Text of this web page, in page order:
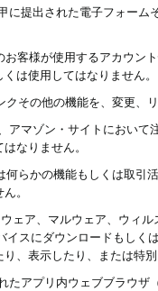
に提出された電子フォー
客様が使用するアカウン
は使用してはなりません。
その他の機能を、変更、
アマゾン・サイトにおい
なりません。
らかの機能もしくは取
。
ェア、マルウェア、ウィ
スにダウンロードもし
、表示したり、または特
たアプリ内ウェブブラウ